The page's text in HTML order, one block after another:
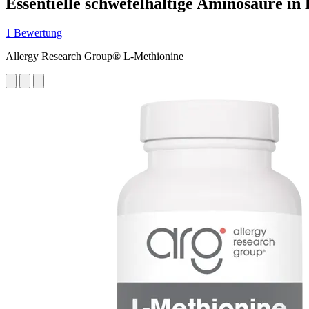
1 Bewertung
Allergy Research Group® L-Methionine